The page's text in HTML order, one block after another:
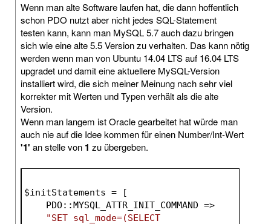
Wenn man alte Software laufen hat, die dann hoffentlich
schon PDO nutzt aber nicht jedes SQL-Statement
testen kann, kann man MySQL 5.7 auch dazu bringen
sich wie eine alte 5.5 Version zu verhalten. Das kann nötig
werden wenn man von Ubuntu 14.04 LTS auf 16.04 LTS
upgradet und damit eine aktuellere MySQL-Version
installiert wird, die sich meiner Meinung nach sehr viel
korrekter mit Werten und Typen verhält als die alte
Version.
Wenn man langem ist Oracle gearbeitet hat würde man
auch nie auf die Idee kommen für einen Number/Int-Wert
'1' an stelle von 1 zu übergeben.
$initStatements = [
    PDO::MYSQL_ATTR_INIT_COMMAND =>
"SET sql_mode=(SELECT